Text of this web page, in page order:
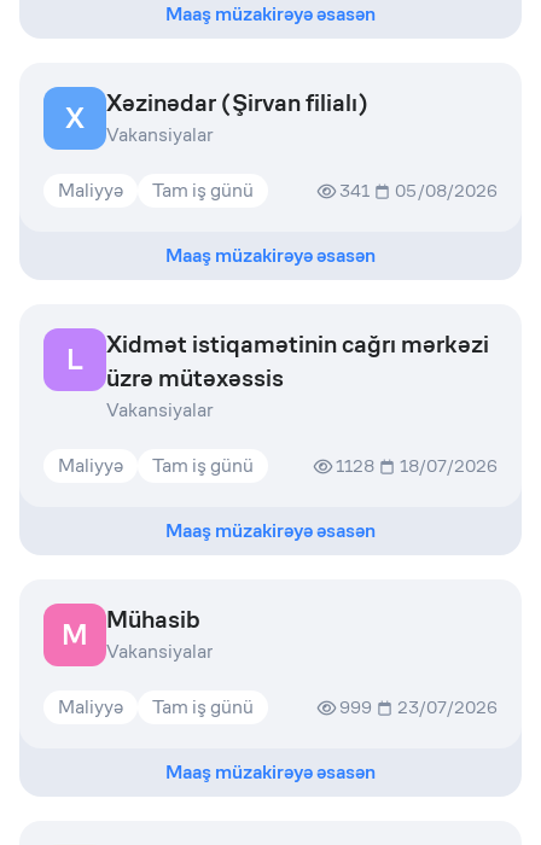
Maaş müzakirəyə əsasən
X Xəzinədar (Şirvan filialı)
Vakansiyalar
Maliyyə Tam iş günü 341 05/08/2026
Maaş müzakirəyə əsasən
L
Xidmət istiqamətinin cağrı mərkəzi
üzrə mütəxəssis
Vakansiyalar
Maliyyə Tam iş günü 1128 18/07/2026
Maaş müzakirəyə əsasən
M Mühasib
Vakansiyalar
Maliyyə Tam iş günü 999 23/07/2026
Maaş müzakirəyə əsasən